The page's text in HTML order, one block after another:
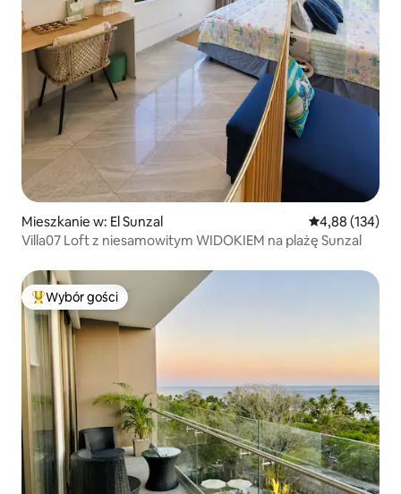
Mieszkanie w: El Sunzal Średnia
4,88 (134)
Villa07 Loft z niesamowitym WIDOKIEM na plażę Sunzal
Najpopularniejsze z kategorii Wybór gości
Wybór gości